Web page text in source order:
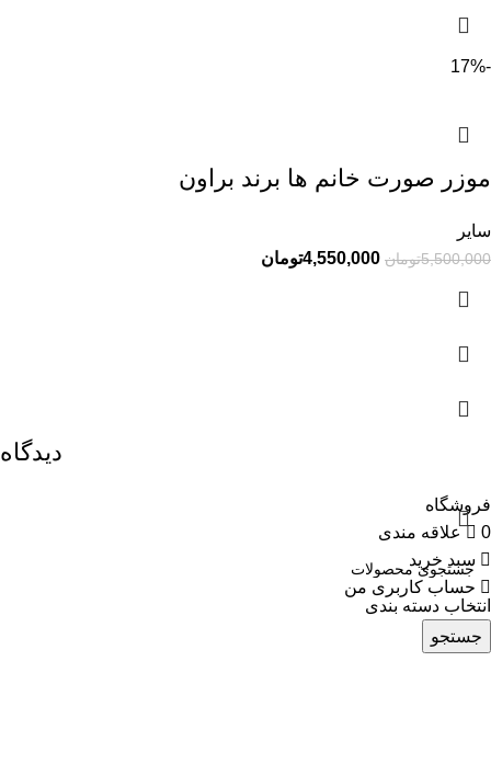
-17%
موزر صورت خانم ها برند براون
سایر
5,500,000تومان 4,550,000تومان
دیدگاه
انتخاب دسته بندی
جستجو
فروشگاه
0
علاقه مندی
سبد خرید
حساب کاربری من